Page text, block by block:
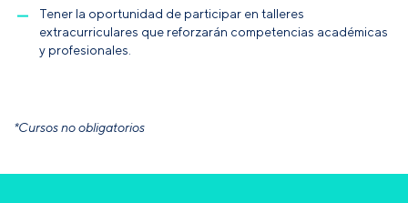
Tener la oportunidad de participar en talleres
extracurriculares que reforzarán competencias académicas
y profesionales.
*Cursos no obligatorios